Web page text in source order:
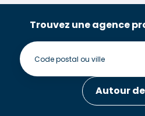
Trouvez une agence
Autour